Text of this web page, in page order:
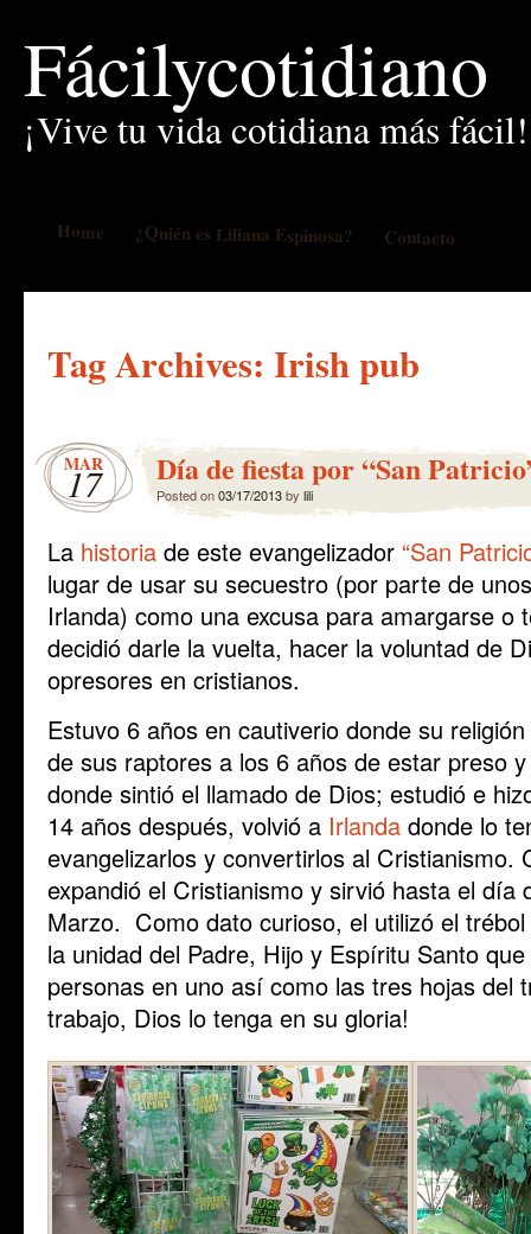
Fácilycotidiano
¡Vive tu vida cotidiana más fácil!
Home ¿Quién es Liliana Espinosa? Contacto
Tag Archives: Irish pub
MAR
17 Día de fiesta por “San
Posted on03/17/2013by lili
La historia de este evangelizador “San
lugar de usar su secuestro (por parte de
Irlanda) como una excusa para amargarse o
decidió darle la vuelta, hacer la voluntad de
opresores en cristianos.
Estuvo 6 años en cautiverio donde su
de sus raptores a los 6 años de estar preso
donde sintió el llamado de Dios; estudió e
14 años después, volvió a Irlanda donde lo
evangelizarlos y convertirlos al Cristianismo.
expandió el Cristianismo y sirvió hasta el día
Marzo. Como dato curioso, el utilizó el
la unidad del Padre, Hijo y Espíritu Santo
personas en uno así como las tres hojas del
trabajo, Dios lo tenga en su gloria!